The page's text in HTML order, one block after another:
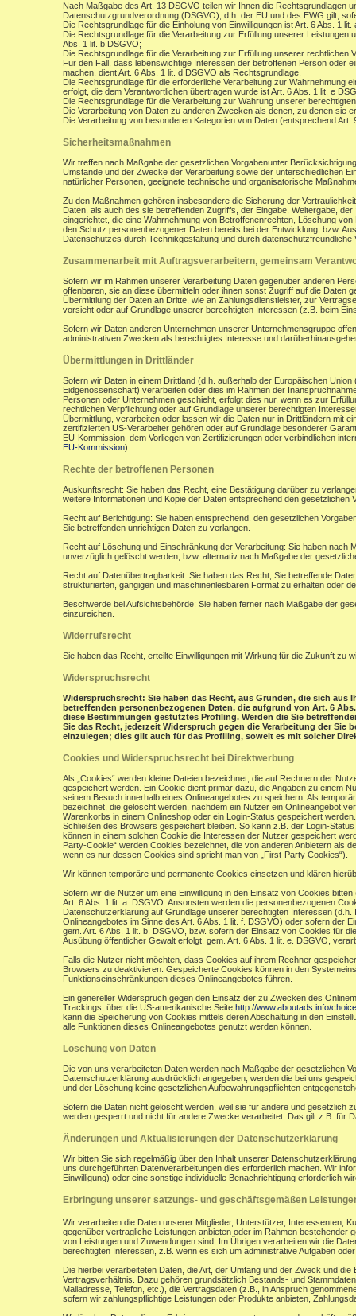
Nach Maßgabe des Art. 13 DSGVO teilen wir Ihnen die
Datenschutzgrundverordnung (DSGVO), d.h. der EU und des EWG gilt,
Die Rechtsgrundlage für die Einholung von Einwilligungen ist Art. 6 Abs. 1
Die Rechtsgrundlage für die Verarbeitung zur Erfüllung unserer
Abs. 1 lit. b DSGVO;
Die Rechtsgrundlage für die Verarbeitung zur Erfüllung unserer rechtlichen
Für den Fall, dass lebenswichtige Interessen der betroffenen Person oder
machen, dient Art. 6 Abs. 1 lit. d DSGVO als Rechtsgrundlage.
Die Rechtsgrundlage für die erforderliche Verarbeitung zur Wahrnehmung
erfolgt, die dem Verantwortlichen übertragen wurde ist Art. 6 Abs. 1 lit. e
Die Rechtsgrundlage für die Verarbeitung zur Wahrung unserer
Die Verarbeitung von Daten zu anderen Zwecken als denen, zu denen sie
Die Verarbeitung von besonderen Kategorien von Daten (entsprechend
Sicherheitsmaßnahmen
Wir treffen nach Maßgabe der gesetzlichen Vorgabenunter
Umstände und der Zwecke der Verarbeitung sowie der unterschiedlichen
natürlicher Personen, geeignete technische und organisatorische
Zu den Maßnahmen gehören insbesondere die Sicherung der
Daten, als auch des sie betreffenden Zugriffs, der Eingabe, Weitergabe,
eingerichtet, die eine Wahrnehmung von Betroffenenrechten, Löschung
den Schutz personenbezogener Daten bereits bei der Entwicklung, bzw.
Datenschutzes durch Technikgestaltung und durch datenschutzfreundliche
Zusammenarbeit mit Auftragsverarbeitern, gemeinsam
Sofern wir im Rahmen unserer Verarbeitung Daten gegenüber anderen
offenbaren, sie an diese übermitteln oder ihnen sonst Zugriff auf die Daten
Übermittlung der Daten an Dritte, wie an Zahlungsdienstleister, zur
vorsieht oder auf Grundlage unserer berechtigten Interessen (z.B. beim
Sofern wir Daten anderen Unternehmen unserer Unternehmensgruppe
administrativen Zwecken als berechtigtes Interesse und
Übermittlungen in Drittländer
Sofern wir Daten in einem Drittland (d.h. außerhalb der Europäischen
Eidgenossenschaft) verarbeiten oder dies im Rahmen der
Personen oder Unternehmen geschieht, erfolgt dies nur, wenn es zur
rechtlichen Verpflichtung oder auf Grundlage unserer berechtigten
Übermittlung, verarbeiten oder lassen wir die Daten nur in Drittländern mit
zertifizierten US-Verarbeiter gehören oder auf Grundlage besonderer
EU-Kommission, dem Vorliegen von Zertifizierungen oder verbindlichen
EU-Kommission).
Rechte der betroffenen Personen
Auskunftsrecht: Sie haben das Recht, eine Bestätigung darüber zu
weitere Informationen und Kopie der Daten entsprechend den gesetzlichen
Recht auf Berichtigung: Sie haben entsprechend. den gesetzlichen
Sie betreffenden unrichtigen Daten zu verlangen.
Recht auf Löschung und Einschränkung der Verarbeitung: Sie haben
unverzüglich gelöscht werden, bzw. alternativ nach Maßgabe der
Recht auf Datenübertragbarkeit: Sie haben das Recht, Sie betreffende
strukturierten, gängigen und maschinenlesbaren Format zu erhalten oder
Beschwerde bei Aufsichtsbehörde: Sie haben ferner nach Maßgabe der
einzureichen.
Widerrufsrecht
Sie haben das Recht, erteilte Einwilligungen mit Wirkung für die Zukunft zu
Widerspruchsrecht
Widerspruchsrecht: Sie haben das Recht, aus Gründen, die sich aus
betreffenden personenbezogenen Daten, die aufgrund von Art. 6
diese Bestimmungen gestütztes Profiling. Werden die Sie
Sie das Recht, jederzeit Widerspruch gegen die Verarbeitung der
einzulegen; dies gilt auch für das Profiling, soweit es mit solcher
Cookies und Widerspruchsrecht bei Direktwerbung
Als „Cookies“ werden kleine Dateien bezeichnet, die auf Rechnern der
gespeichert werden. Ein Cookie dient primär dazu, die Angaben zu einem
seinem Besuch innerhalb eines Onlineangebotes zu speichern. Als
bezeichnet, die gelöscht werden, nachdem ein Nutzer ein Onlineangebot
Warenkorbs in einem Onlineshop oder ein Login-Status gespeichert
Schließen des Browsers gespeichert bleiben. So kann z.B. der Login-
können in einem solchen Cookie die Interessen der Nutzer gespeichert
Party-Cookie“ werden Cookies bezeichnet, die von anderen Anbietern als
wenn es nur dessen Cookies sind spricht man von „First-Party Cookies“).
Wir können temporäre und permanente Cookies einsetzen und klären
Sofern wir die Nutzer um eine Einwilligung in den Einsatz von Cookies
Art. 6 Abs. 1 lit. a. DSGVO. Ansonsten werden die personenbezogenen
Datenschutzerklärung auf Grundlage unserer berechtigten Interessen
Onlineangebotes im Sinne des Art. 6 Abs. 1 lit. f. DSGVO) oder sofern der
gem. Art. 6 Abs. 1 lit. b. DSGVO, bzw. sofern der Einsatz von Cookies für
Ausübung öffentlicher Gewalt erfolgt, gem. Art. 6 Abs. 1 lit. e. DSGVO,
Falls die Nutzer nicht möchten, dass Cookies auf ihrem Rechner
Browsers zu deaktivieren. Gespeicherte Cookies können in den
Funktionseinschränkungen dieses Onlineangebotes führen.
Ein genereller Widerspruch gegen den Einsatz der zu Zwecken des
Trackings, über die US-amerikanische Seite http://www.aboutads.info/
kann die Speicherung von Cookies mittels deren Abschaltung in den
alle Funktionen dieses Onlineangebotes genutzt werden können.
Löschung von Daten
Die von uns verarbeiteten Daten werden nach Maßgabe der gesetzlichen
Datenschutzerklärung ausdrücklich angegeben, werden die bei uns
und der Löschung keine gesetzlichen Aufbewahrungspflichten
Sofern die Daten nicht gelöscht werden, weil sie für andere und gesetzlich
werden gesperrt und nicht für andere Zwecke verarbeitet. Das gilt z.B. für
Änderungen und Aktualisierungen der Datenschutzerklärung
Wir bitten Sie sich regelmäßig über den Inhalt unserer
uns durchgeführten Datenverarbeitungen dies erforderlich machen. Wir
Einwilligung) oder eine sonstige individuelle Benachrichtigung erforderlich
Erbringung unserer satzungs- und geschäftsgemäßen
Wir verarbeiten die Daten unserer Mitglieder, Unterstützer, Interessenten,
gegenüber vertragliche Leistungen anbieten oder im Rahmen
von Leistungen und Zuwendungen sind. Im Übrigen verarbeiten wir die
berechtigten Interessen, z.B. wenn es sich um administrative Aufgaben
Die hierbei verarbeiteten Daten, die Art, der Umfang und der Zweck und
Vertragsverhältnis. Dazu gehören grundsätzlich Bestands- und
Mailadresse, Telefon, etc.), die Vertragsdaten (z.B., in Anspruch
sofern wir zahlungspflichtige Leistungen oder Produkte anbieten,